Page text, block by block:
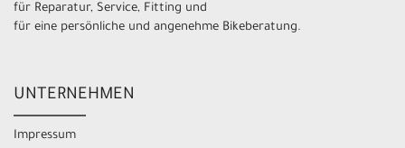
für Reparatur, Service, Fitting und
für eine persönliche und angenehme Bikeberatung.
UNTERNEHMEN
Impressum